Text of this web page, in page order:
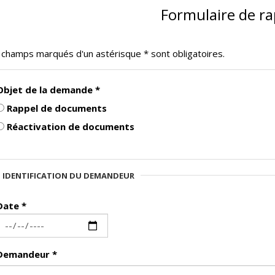
Formulaire de
marqués d'un astérisque * sont obligatoires.
de la demande *
Rappel de documents
Réactivation de documents
IDENTIFICATION DU DEMANDEUR
*
*